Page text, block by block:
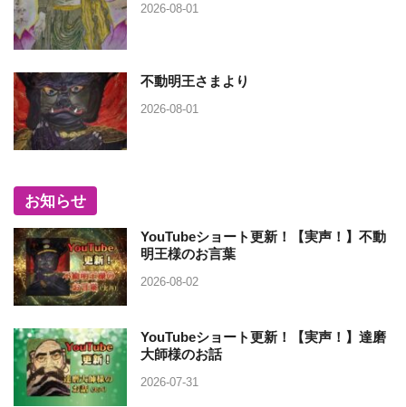
2026-08-01
不動明王さまより
2026-08-01
お知らせ
YouTubeショート更新！【実声！】不動
明王様のお言葉
2026-08-02
YouTubeショート更新！【実声！】達磨
大師様のお話
2026-07-31